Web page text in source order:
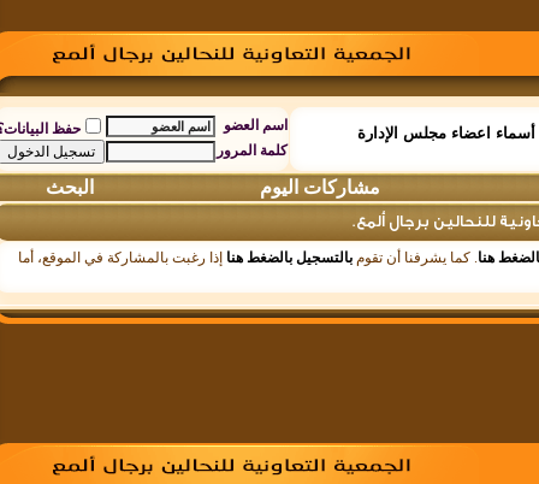
اعضاء مجلس الإدارة اسم العضو
حفظ البيانات؟
كلمة المرور
مشاركات اليوم البحث
للنحالين برجال ألمع.
هنا. كما يشرفنا أن تقومبالتسجيل بالضغط هناإذا رغبت بالمشاركة في الموقع، أما